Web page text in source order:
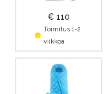
€ 110
Toimitus 1-2
viikkoa